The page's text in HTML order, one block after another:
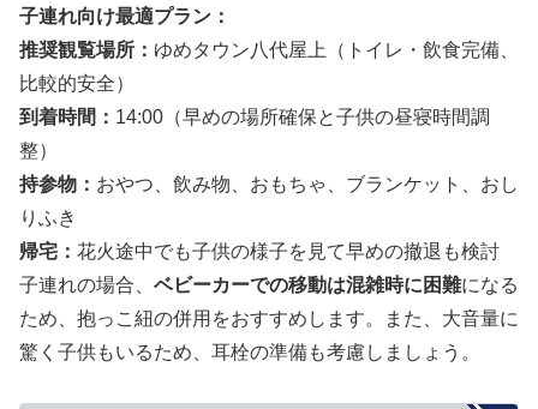
子連れ向け最適プラン：
推奨観覧場所： ゆめタウン八代屋上（トイレ・飲食完備、
比較的安全）
到着時間： 14:00（早めの場所確保と子供の昼寝時間調
整）
持参物： おやつ、飲み物、おもちゃ、ブランケット、おし
りふき
帰宅： 花火途中でも子供の様子を見て早めの撤退も検討
子連れの場合、 ベビーカーでの移動は混雑時に困難になる
ため、抱っこ紐の併用をおすすめします。また、大音量に
驚く子供もいるため、耳栓の準備も考慮しましょう。